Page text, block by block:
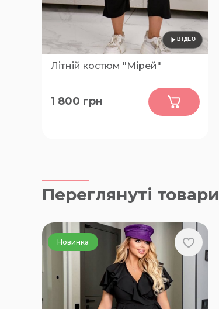
Літній костюм "Мірей"
58-62, 62-66, 76-80, 66-68, 70-74
1 800 грн
Переглянуті товари
Новинка